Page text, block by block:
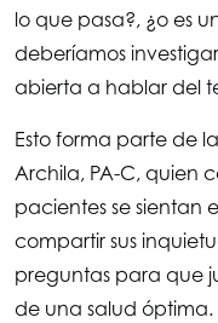
lo que pasa?, ¿o es
deberíamos
abierta a hablar del
Esto forma parte de
Archila, PA-C, quien
pacientes se sientan
compartir sus
preguntas para que
de una salud óptima.